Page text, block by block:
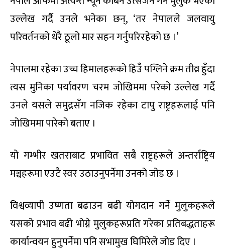
उल्लेख गर्दै उनले भनेका छन्, ‘तर नेपालले जलवायु
परिवर्तनको धेरै ठूलो मार सहन गर्नुपरिरहेको छ ।’
नेपालमा रहेका उच्च हिमालहरूको हिउँ पग्लिने क्रम तीव्र हुँदा
त्यस मुनिका पर्यावरण चरम जोखिममा परेको उल्लेख गर्दै
उनले यसले समुद्रसँग नजिक रहेका टापु राष्ट्रहरूलाई पनि
जोखिममा पारेको बताए ।
यो गम्भीर खतराबाट प्रभावित सबै राष्ट्रहरूले अन्तर्राष्ट्रिय
मञ्चहरूमा एउटै स्वर उठाउनुपर्नेमा उनको जोड छ ।
विश्वव्यापी उष्णता बढाउन बढी योगदान गर्ने मुलुकहरूले
यसको प्रभाव बढी भोग्ने मुलुकहरूप्रति गरेका प्रतिबद्धताहरू
कार्यान्वयन हुनुपर्नेमा पनि सभामुख घिमिरेले जोड दिए ।